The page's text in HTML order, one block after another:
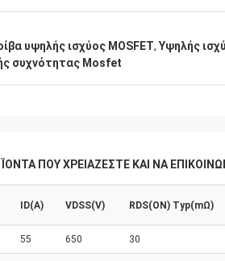
υψηλής ισχύος MOSFET, Υψηλής
συχνότητας Mosfet
ΠΟΥ ΧΡΕΙΆΖΕΣΤΕ ΚΑΙ ΝΑ
ID(A) VDSS(V) RDS(ON) Typ(mΩ)
55 650 30